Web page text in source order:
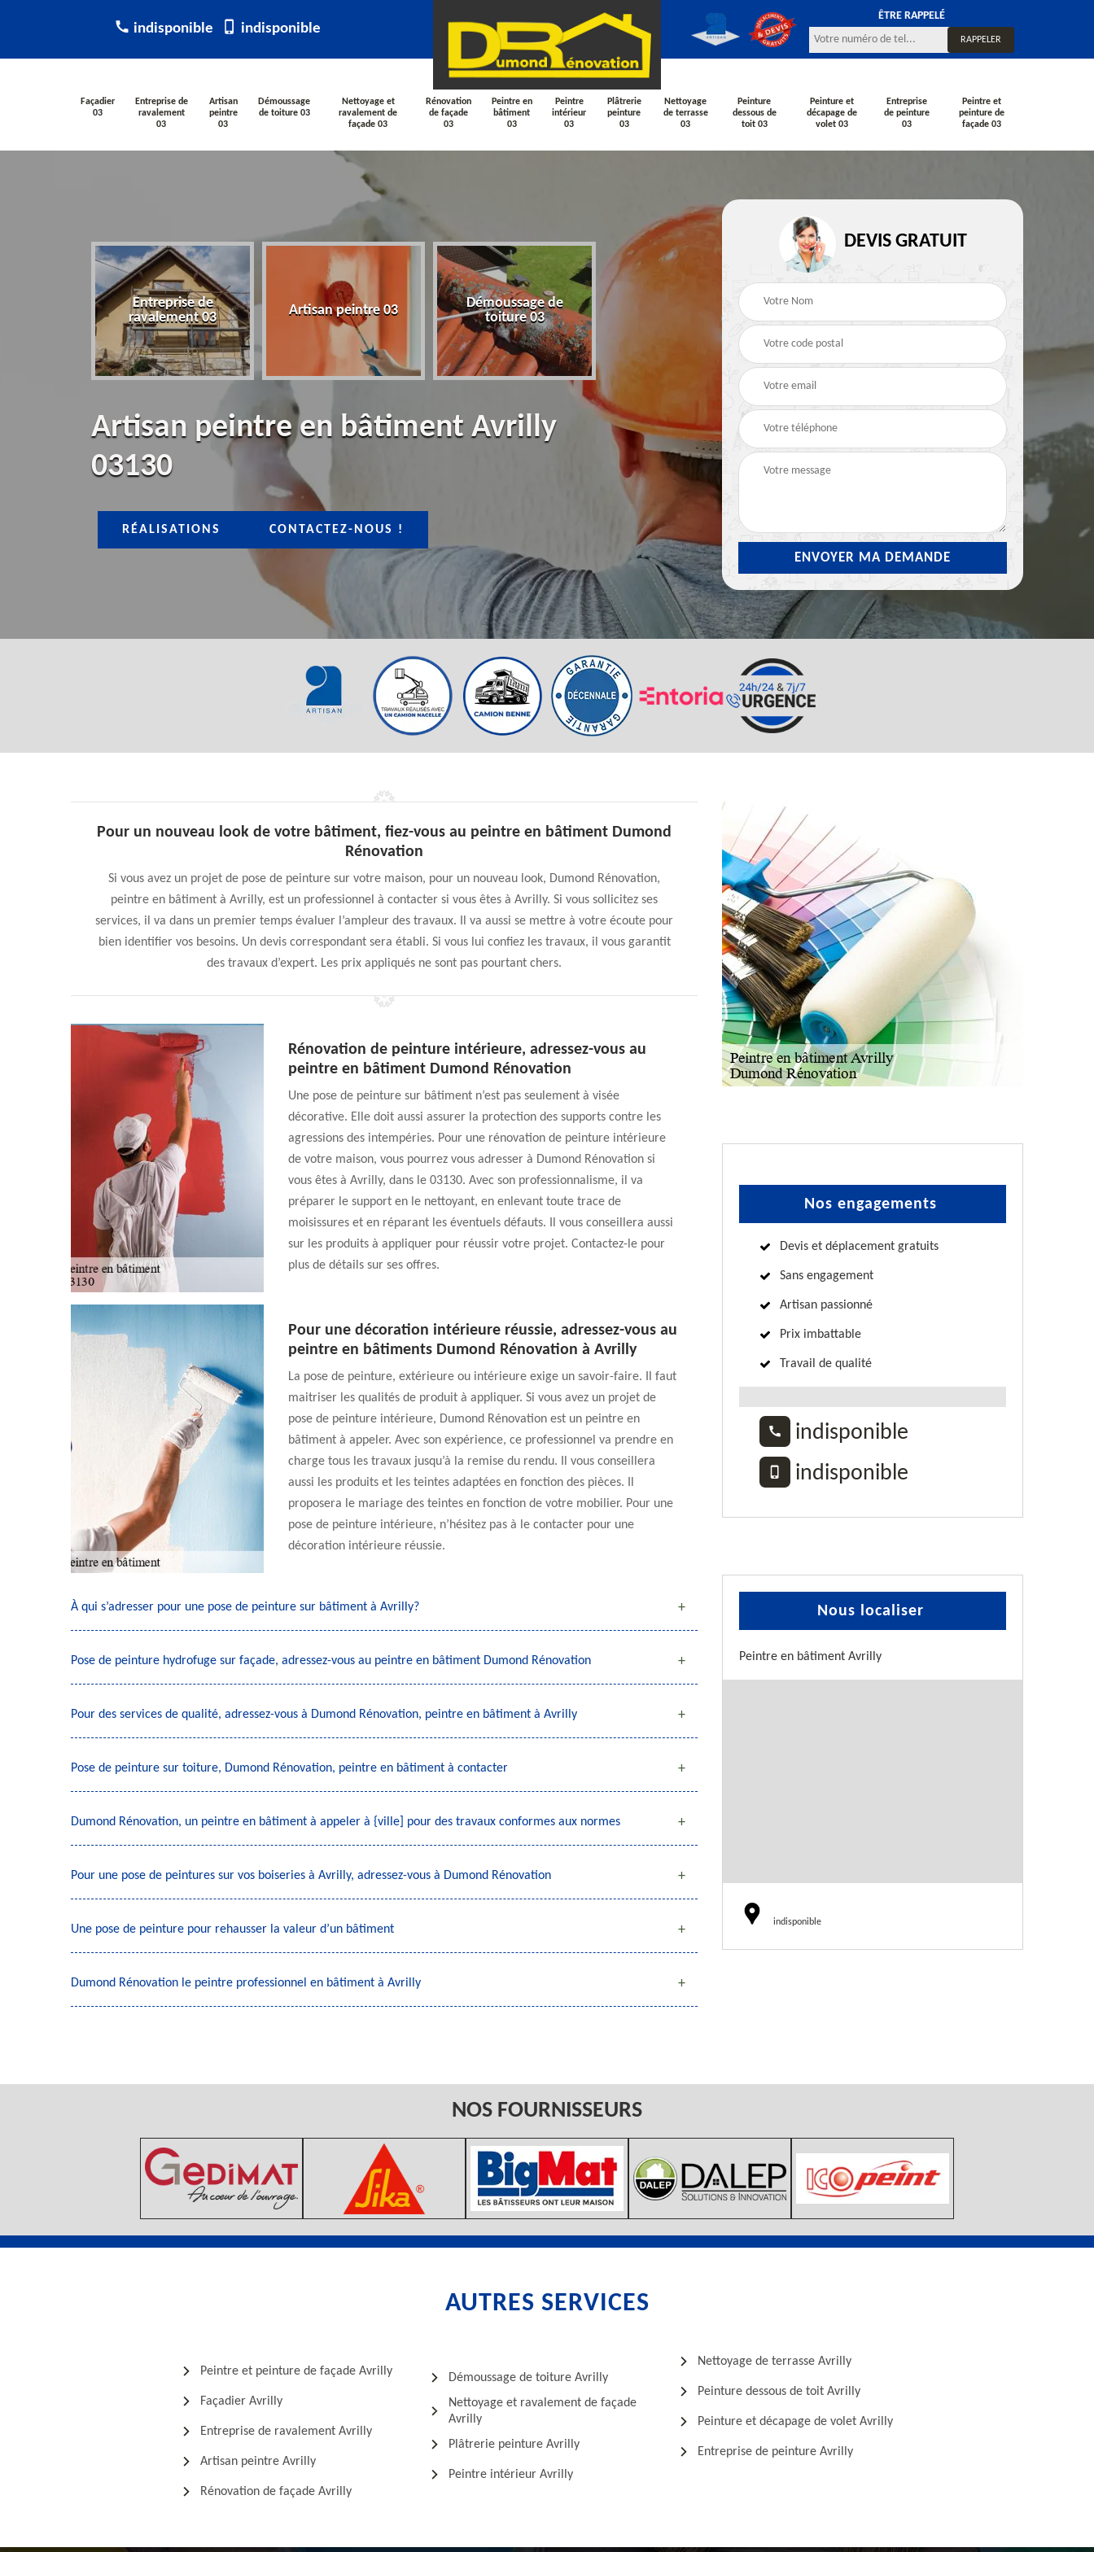
indisponible indisponible
ÊTRE RAPPELÉ
Façadier
03
Entreprise de
ravalement
03
Artisan
peintre
03
Démoussage
de toiture 03
Nettoyage et
ravalement de
façade 03
Rénovation
de façade
03
Peintre en
bâtiment
03
Peintre
intérieur
03
Plâtrerie
peinture
03
Nettoyage
de terrasse
03
Peinture
dessous de
toit 03
Peinture et
décapage de
volet 03
Entreprise
de peinture
03
Peintre et
peinture de
façade 03
Entreprise de
ravalement 03
Artisan peintre 03
Démoussage de
toiture 03
ravalement de façade
Rénovation de façade
03
Peintre en bâtiment
Artisan peintre en bâtiment Avrilly
03130
RÉALISATIONS CONTACTEZ-NOUS !
DEVIS GRATUIT
Pour un nouveau look de votre bâtiment, fiez-vous au peintre en bâtiment Dumond
Rénovation
Si vous avez un projet de pose de peinture sur votre maison, pour un nouveau look, Dumond Rénovation,
peintre en bâtiment à Avrilly, est un professionnel à contacter si vous êtes à Avrilly. Si vous sollicitez ses
services, il va dans un premier temps évaluer l’ampleur des travaux. Il va aussi se mettre à votre écoute pour
bien identifier vos besoins. Un devis correspondant sera établi. Si vous lui confiez les travaux, il vous garantit
des travaux d’expert. Les prix appliqués ne sont pas pourtant chers.
Rénovation de peinture intérieure, adressez-vous au
peintre en bâtiment Dumond Rénovation
Une pose de peinture sur bâtiment n’est pas seulement à visée
décorative. Elle doit aussi assurer la protection des supports contre les
agressions des intempéries. Pour une rénovation de peinture intérieure
de votre maison, vous pourrez vous adresser à Dumond Rénovation si
vous êtes à Avrilly, dans le 03130. Avec son professionnalisme, il va
préparer le support en le nettoyant, en enlevant toute trace de
moisissures et en réparant les éventuels défauts. Il vous conseillera aussi
sur les produits à appliquer pour réussir votre projet. Contactez-le pour
plus de détails sur ses offres.
Pour une décoration intérieure réussie, adressez-vous au
peintre en bâtiments Dumond Rénovation à Avrilly
La pose de peinture, extérieure ou intérieure exige un savoir-faire. Il faut
maitriser les qualités de produit à appliquer. Si vous avez un projet de
pose de peinture intérieure, Dumond Rénovation est un peintre en
bâtiment à appeler. Avec son expérience, ce professionnel va prendre en
charge tous les travaux jusqu’à la remise du rendu. Il vous conseillera
aussi les produits et les teintes adaptées en fonction des pièces. Il
proposera le mariage des teintes en fonction de votre mobilier. Pour une
pose de peinture intérieure, n’hésitez pas à le contacter pour une
décoration intérieure réussie.
À qui s’adresser pour une pose de peinture sur bâtiment à Avrilly?
Pose de peinture hydrofuge sur façade, adressez-vous au peintre en bâtiment Dumond Rénovation
Pour des services de qualité, adressez-vous à Dumond Rénovation, peintre en bâtiment à Avrilly
Pose de peinture sur toiture, Dumond Rénovation, peintre en bâtiment à contacter
Dumond Rénovation, un peintre en bâtiment à appeler à {ville] pour des travaux conformes aux normes
Pour une pose de peintures sur vos boiseries à Avrilly, adressez-vous à Dumond Rénovation
Une pose de peinture pour rehausser la valeur d’un bâtiment
Dumond Rénovation le peintre professionnel en bâtiment à Avrilly
Nos engagements
Devis et déplacement gratuits
Sans engagement
Artisan passionné
Prix imbattable
Travail de qualité
indisponible
indisponible
Nous localiser
Peintre en bâtiment Avrilly
indisponible
NOS FOURNISSEURS
AUTRES SERVICES
Peintre et peinture de façade Avrilly
Façadier Avrilly
Entreprise de ravalement Avrilly
Artisan peintre Avrilly
Rénovation de façade Avrilly
Démoussage de toiture Avrilly
Nettoyage et ravalement de façade
Avrilly
Plâtrerie peinture Avrilly
Peintre intérieur Avrilly
Nettoyage de terrasse Avrilly
Peinture dessous de toit Avrilly
Peinture et décapage de volet Avrilly
Entreprise de peinture Avrilly